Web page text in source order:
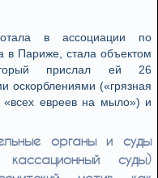
в ассоциации по
в Париже, стала объектом
прислал ей 26
оскорблениями («грязная
«всех евреев на мыло») и
органы и суды
суды)